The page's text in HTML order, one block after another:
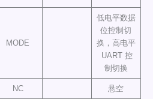
MODE
低电平数据
位控制切
换，高电平
UART 控
制切换
NC 悬空